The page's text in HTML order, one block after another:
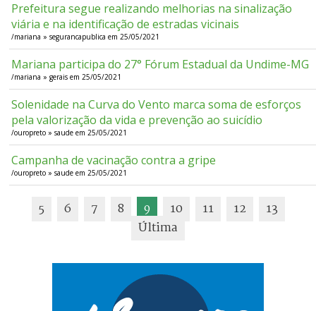
Prefeitura segue realizando melhorias na sinalização
viária e na identificação de estradas vicinais
/mariana » segurancapublica em 25/05/2021
Mariana participa do 27° Fórum Estadual da Undime-MG
/mariana » gerais em 25/05/2021
Solenidade na Curva do Vento marca soma de esforços
pela valorização da vida e prevenção ao suicídio
/ouropreto » saude em 25/05/2021
Campanha de vacinação contra a gripe
/ouropreto » saude em 25/05/2021
5 6 7 8 9 10 11 12
13
Última